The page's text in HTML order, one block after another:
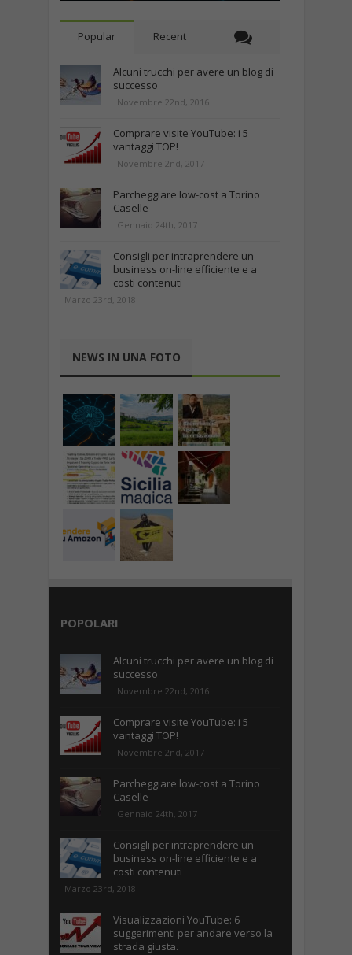
Popular Recent
Alcuni trucchi per avere un blog di
successo
Novembre 22nd, 2016
Comprare visite YouTube: i 5
vantaggi TOP!
Novembre 2nd, 2017
Parcheggiare low-cost a Torino
Caselle
Gennaio 24th, 2017
Consigli per intraprendere un
business on-line efficiente e a
costi contenuti
Marzo 23rd, 2018
NEWS IN UNA FOTO
POPOLARI
Alcuni trucchi per avere un blog di
successo
Novembre 22nd, 2016
Comprare visite YouTube: i 5
vantaggi TOP!
Novembre 2nd, 2017
Parcheggiare low-cost a Torino
Caselle
Gennaio 24th, 2017
Consigli per intraprendere un
business on-line efficiente e a
costi contenuti
Marzo 23rd, 2018
Visualizzazioni YouTube: 6
suggerimenti per andare verso la
strada giusta.